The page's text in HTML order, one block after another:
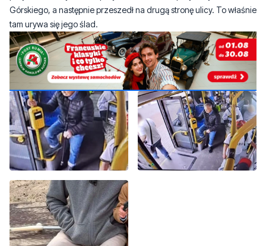
Edmund Kościelniak ma około 164 centymetry wzrostu, szczupłą
sylwetkę oraz jasne oczy. Znakiem szczególnym jest pieprzyk na